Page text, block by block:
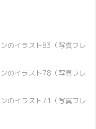
のイラスト83（写真フレ
のイラスト78（写真フレ
のイラスト71（写真フレ